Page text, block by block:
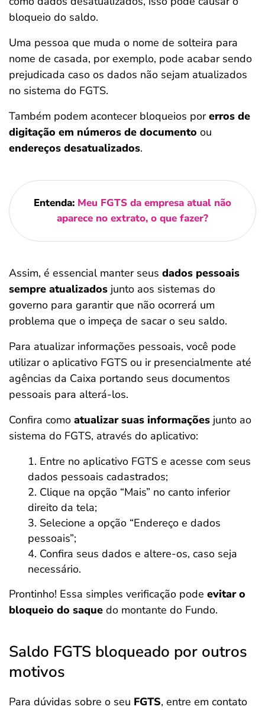
bloqueio do saldo.
Uma pessoa que muda o nome de solteira para
nome de casada, por exemplo, pode acabar sendo
prejudicada caso os dados não sejam atualizados
no sistema do FGTS.
Também podem acontecer bloqueios porerros de
digitação em números de documento ou
endereços desatualizados.
Entenda: Meu FGTS da empresa atual não
aparece no extrato, o que fazer?
Assim, é essencial manter seus dados pessoais
sempre atualizados junto aos sistemas do
governo para garantir que não ocorrerá um
problema que o impeça de sacar o seu saldo.
Para atualizar informações pessoais, você pode
utilizar o aplicativo FGTS ou ir presencialmente até
agências da Caixa portando seus documentos
pessoais para alterá-los.
Confira como atualizar suas informações junto ao
sistema do FGTS, através do aplicativo:
Entre no aplicativo FGTS e acesse com seus
dados pessoais cadastrados;
Clique na opção “Mais” no canto inferior
direito da tela;
Selecione a opção “Endereço e dados
pessoais”;
Confira seus dados e altere-os, caso seja
necessário.
Prontinho! Essa simples verificação pode evitar o
bloqueio do saque do montante do Fundo.
Saldo FGTS bloqueado por outros
motivos
Para dúvidas sobre o seu FGTS, entre em contato